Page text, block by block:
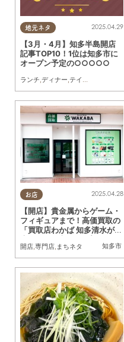
地元ネタ 2025.04.29
【3月・4月】知多半島開店
記事TOP10！1位は知多市に
オープン予定の○○○○○
ランチ,ディナー,テイクアウト
お店
知多市
2025.04.28
【開店】貴金属からゲーム・
フィギュアまで！高価買取の
「買取店わかば 知多清水が丘
開店,専門店, まちネタ